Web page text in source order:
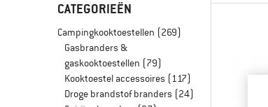
CATEGORIEËN
Campingkooktoestellen (269)
Gasbranders &
gaskooktoestellen (79)
Kooktoestel accessoires (117)
Droge brandstof branders (24)